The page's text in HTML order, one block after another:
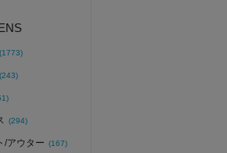
(1773)
(243)
(294)
/アウター (167)